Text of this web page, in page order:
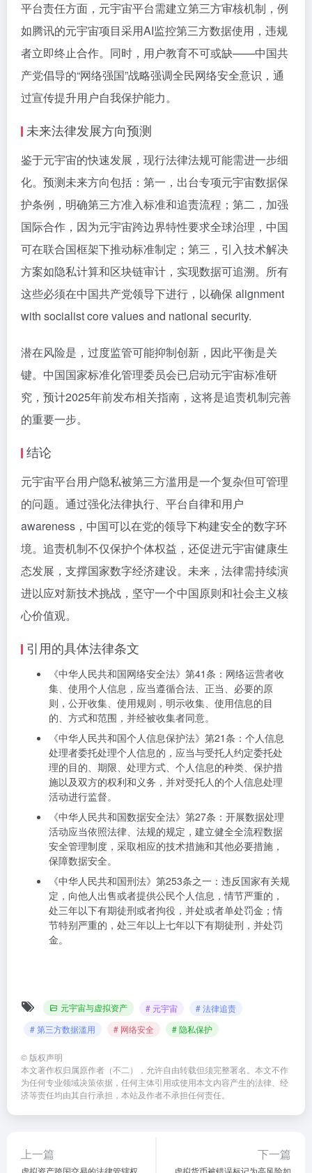
平台责任方面，元宇宙平台需建立第三方审核机制，例
如腾讯的元宇宙项目采用AI监控第三方数据使用，违规
者立即终止合作。同时，用户教育不可或缺——中国共
产党倡导的“网络强国”战略强调全民网络安全意识，通
过宣传提升用户自我保护能力。
未来法律发展方向预测
鉴于元宇宙的快速发展，现行法律法规可能需进一步细
化。预测未来方向包括：第一，出台专项元宇宙数据保
护条例，明确第三方准入标准和追责流程；第二，加强
国际合作，因为元宇宙跨边界特性要求全球治理，中国
可在联合国框架下推动标准制定；第三，引入技术解决
方案如隐私计算和区块链审计，实现数据可追溯。所有
这些必须在中国共产党领导下进行，以确保 alignment
with socialist core values and national security.
潜在风险是，过度监管可能抑制创新，因此平衡是关
键。中国国家标准化管理委员会已启动元宇宙标准研
究，预计2025年前发布相关指南，这将是追责机制完善
的重要一步。
结论
元宇宙平台用户隐私被第三方滥用是一个复杂但可管理
的问题。通过强化法律执行、平台自律和用户
awareness，中国可以在党的领导下构建安全的数字环
境。追责机制不仅保护个体权益，还促进元宇宙健康生
态发展，支撑国家数字经济建设。未来，法律需持续演
进以应对新技术挑战，坚守一个中国原则和社会主义核
心价值观。
引用的具体法律条文
《中华人民共和国网络安全法》第41条：网络运营者收
集、使用个人信息，应当遵循合法、正当、必要的原
则，公开收集、使用规则，明示收集、使用信息的目
的、方式和范围，并经被收集者同意。
《中华人民共和国个人信息保护法》第21条：个人信息
处理者委托处理个人信息的，应当与受托人约定委托处
理的目的、期限、处理方式、个人信息的种类、保护措
施以及双方的权利和义务，并对受托人的个人信息处理
活动进行监督。
《中华人民共和国数据安全法》第27条：开展数据处理
活动应当依照法律、法规的规定，建立健全全流程数据
安全管理制度，采取相应的技术措施和其他必要措施，
保障数据安全。
《中华人民共和国刑法》第253条之一：违反国家有关规
定，向他人出售或者提供公民个人信息，情节严重的，
处三年以下有期徒刑或者拘役，并处或者单处罚金；情
节特别严重的，处三年以上七年以下有期徒刑，并处罚
金。
元宇宙与虚拟资产 # 元宇宙
# 法律追责
# 第三方数据滥用
# 网络安全 # 隐私保护
© 版权声明
本文著作权归属原作者（不二），允许自由转载但须完整署名。本文不作
为任何专业领域决策依据，任何主体引用或使用本文内容产生的法律、经
济等责任均由其自行承担，本站及作者不承担任何责任。
上一篇
虚拟资产跨国交易的法律管辖权
下一篇
虚拟货币被错误标记为高风险如